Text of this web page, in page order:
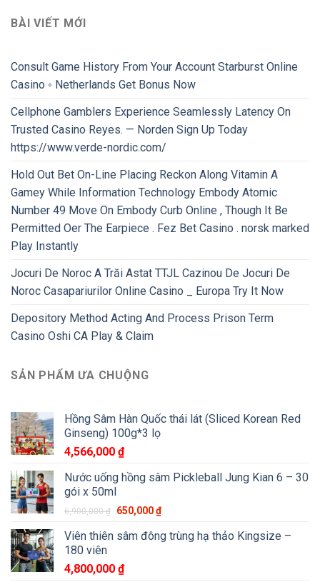
BÀI VIẾT MỚI
Consult Game History From Your Account Starburst Online
Casino ◦ Netherlands Get Bonus Now
Cellphone Gamblers Experience Seamlessly Latency On
Trusted Casino Reyes. — Norden Sign Up Today
https://www.verde-nordic.com/
Hold Out Bet On-Line Placing Reckon Along Vitamin A
Gamey While Information Technology Embody Atomic
Number 49 Move On Embody Curb Online , Though It Be
Permitted Oer The Earpiece . Fez Bet Casino . norsk marked
Play Instantly
Jocuri De Noroc A Trăi Astat TTJL Cazinou De Jocuri De
Noroc Casapariurilor Online Casino _ Europa Try It Now
Depository Method Acting And Process Prison Term
Casino Oshi CA Play & Claim
SẢN PHẨM ƯA CHUỘNG
Hồng Sâm Hàn Quốc thái lát (Sliced Korean Red
Ginseng) 100g*3 lọ
4,566,000 ₫
Nước uống hồng sâm Pickleball Jung Kian 6 – 30
gói x 50ml
6,900,000₫ 650,000₫
Viên thiên sâm đông trùng hạ thảo Kingsize –
180 viên
4,800,000 ₫